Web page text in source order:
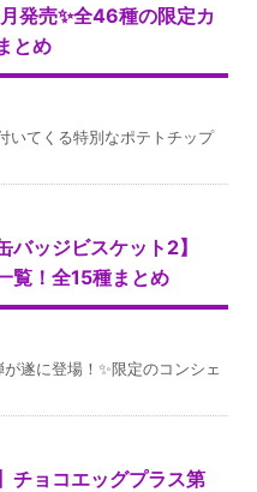
発売✨全46種の限定カ
とめ
いてくる特別なポテトチップ
バッジビスケット2】
覧！全15種まとめ
遂に登場！✨限定のコンシェ
チョコエッグプラス第